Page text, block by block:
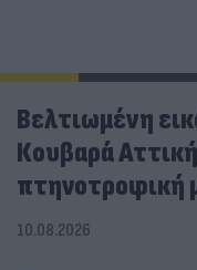
Βελτιωμένη
Κουβαρά
πτηνοτροφική
10.08.2026